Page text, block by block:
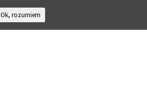
Ok, rozumiem